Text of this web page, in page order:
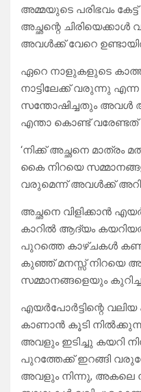
അമ്മയുടെ പരിഭവം
അച്ഛന്റെ
അവൾക്ക് വേറെ
ഏറെ നാളുകളുടെ
നാട്ടിലേക്ക് വരുന്നു
സന്തോഷിച്ചതും അവൾ
എന്താ കൊണ്ട് വരേണ്ടത്
‘നിക്ക് അച്ഛനെ മാത്രം
കൈ നിറയെ
വരുമെന്ന് അവൾക്ക്
അച്ഛനെ വിളിക്കാൻ
കാറിൽ ആദ്യം
പുറത്തെ കാഴ്ചകൾ
കുഞ്ഞ് മനസ്സ് നിറയെ
സമ്മാനങ്ങളെയും
എയർപോർട്ടിന്റെ വലിയ
കാണാൻ കൂടി
അവളും ഇടിച്ചു കയറി
പുറത്തേക്ക് ഇറങ്ങി
അവളും നിന്നു, അകലെ